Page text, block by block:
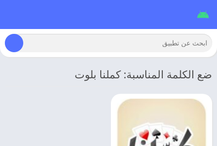
ضع الكلمة المناسبة: كملنا بلوت